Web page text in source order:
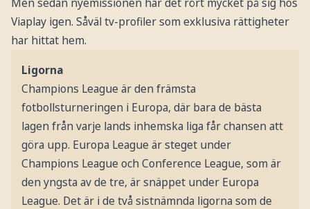
Viaplay igen. Såväl tv-profiler som exklusiva rättigheter
har hittat hem.
Ligorna
Champions League är den främsta
fotbollsturneringen i Europa, där bara de bästa
lagen från varje lands inhemska liga får chansen att
göra upp. Europa League är steget under
Champions League och Conference League, som är
den yngsta av de tre, är snäppet under Europa
League. Det är i de två sistnämnda ligorna som de